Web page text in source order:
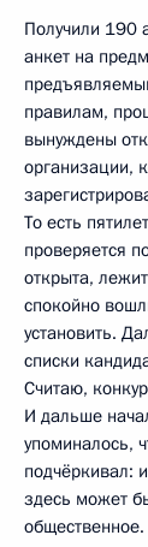
Получили 190
анкет на
правилам,
вынуждены
организации,
То есть
проверяется
открыта,
спокойно
установить.
списки
Считаю,
И дальше
упоминалось,
подчёркивал:
здесь может